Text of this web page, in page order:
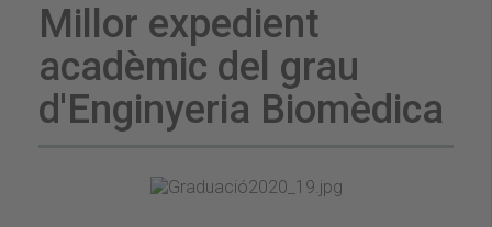
Millor expedient
acadèmic del grau
d'Enginyeria Biomèdica